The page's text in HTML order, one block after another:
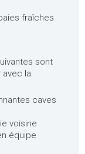
fraîches
sont
la
caves
voisine
équipe